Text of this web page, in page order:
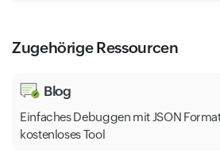
Zugehörige Ressourcen
Blog
Einfaches Debuggen mit JSON
kostenloses Tool